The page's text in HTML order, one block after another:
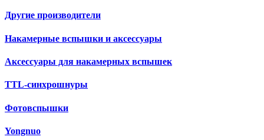
Другие производители
Накамерные вспышки и аксессуары
Аксессуары для накамерных вспышек
TTL-синхрошнуры
Фотовспышки
Yongnuo